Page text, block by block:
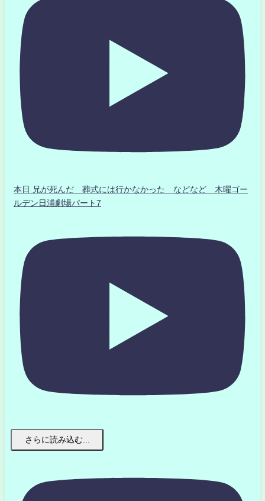
本日 兄が死んだ 葬式には行かなかった などなど 木曜ゴー
ルデン日浦劇場パート7
さらに読み込む...